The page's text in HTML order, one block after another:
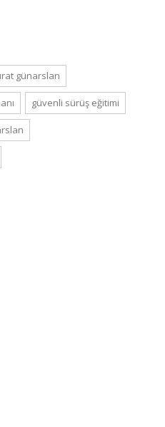
günarslan
güvenli sürüş eğitimi